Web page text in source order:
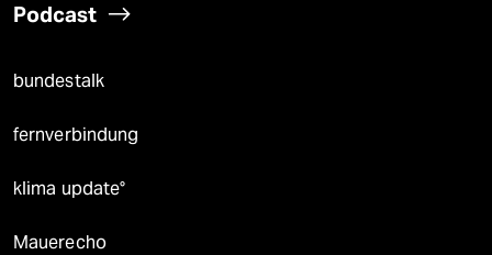
Podcast
bundestalk
fernverbindung
klima update°
Mauerecho